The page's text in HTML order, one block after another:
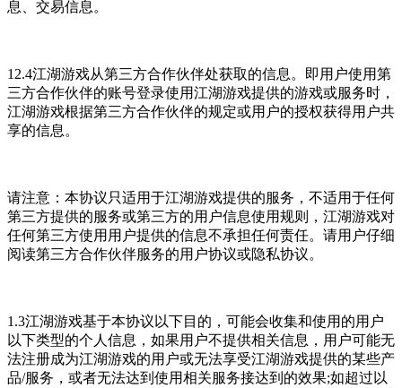
息、交易信息。
12.4江湖游戏从第三方合作伙伴处获取的信息。即用户使用第
三方合作伙伴的账号登录使用江湖游戏提供的游戏或服务时，
江湖游戏根据第三方合作伙伴的规定或用户的授权获得用户共
享的信息。
请注意：本协议只适用于江湖游戏提供的服务，不适用于任何
第三方提供的服务或第三方的用户信息使用规则，江湖游戏对
任何第三方使用用户提供的信息不承担任何责任。请用户仔细
阅读第三方合作伙伴服务的用户协议或隐私协议。
1.3江湖游戏基于本协议以下目的，可能会收集和使用的用户
以下类型的个人信息，如果用户不提供相关信息，用户可能无
法注册成为江湖游戏的用户或无法享受江湖游戏提供的某些产
品/服务，或者无法达到使用相关服务接达到的效果;如超过以